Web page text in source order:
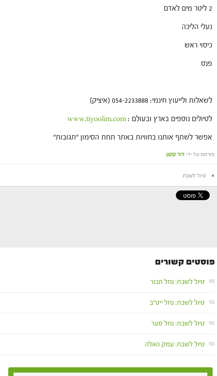
2 ליטר מים לאדם
נעלי הליכה
כיסוי ראש
פנס
לשאלות ולייעוץ חינמי: 054-2233888 (איציק)
לטיולים נוספים בארץ ובעולם :www.tiyoolim.com
אפשר לשתף אותנו בחוויות באתר תחת הסימון "תגובות"
פורסם על ידי דוד קקון
# טיול לשבת
פוסטים קשורים
טיול לשבת: נחל תבור
טיול לשבת: נחל ייט"ב
טיול לשבת: נחל סער
טיול לשבת: עמק האלה